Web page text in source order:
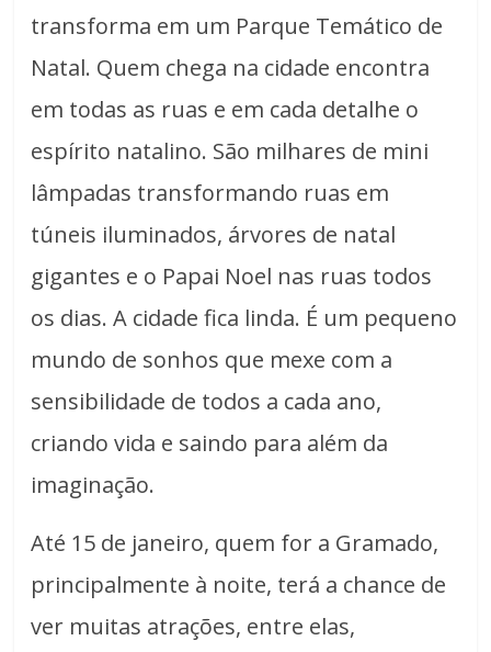
transforma em um Parque Temático de
Natal. Quem chega na cidade encontra
em todas as ruas e em cada detalhe o
espírito natalino. São milhares de mini
lâmpadas transformando ruas em
túneis iluminados, árvores de natal
gigantes e o Papai Noel nas ruas todos
os dias. A cidade fica linda. É um pequeno
mundo de sonhos que mexe com a
sensibilidade de todos a cada ano,
criando vida e saindo para além da
imaginação.
Até 15 de janeiro, quem for a Gramado,
principalmente à noite, terá a chance de
ver muitas atrações, entre elas,